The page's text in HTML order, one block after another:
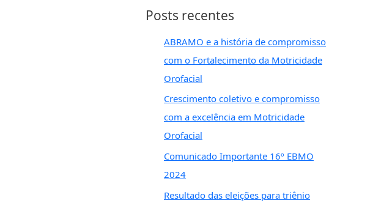
Posts recentes
ABRAMO e a história de compromisso
com o Fortalecimento da Motricidade
Orofacial
Crescimento coletivo e compromisso
com a excelência em Motricidade
Orofacial
Comunicado Importante 16º EBMO
2024
Resultado das eleições para triênio